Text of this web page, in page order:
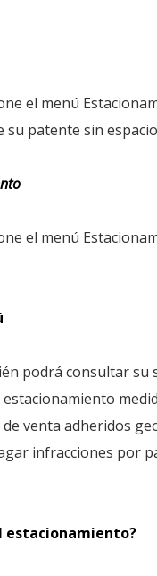
el menú
su patente sin
el menú
podrá consultar
estacionamiento
venta adheridos
infracciones por
estacionamiento?